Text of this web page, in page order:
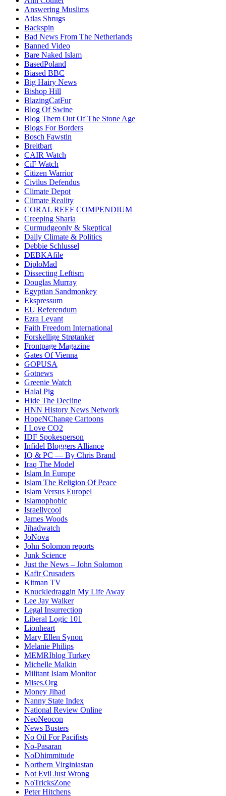
Answering Muslims
Atlas Shrugs
Backspin
Bad News From The Netherlands
Banned Video
Bare Naked Islam
BasedPoland
Biased BBC
Big Hairy News
Bishop Hill
BlazingCatFur
Blog Of Swine
Blog Them Out Of The Stone Age
Blogs For Borders
Bosch Fawstin
Breitbart
CAIR Watch
CiF Watch
Citizen Warrior
Civilus Defendus
Climate Depot
Climate Reality
CORAL REEF COMPENDIUM
Creeping Sharia
Curmudgeonly & Skeptical
Daily Climate & Politics
Debbie Schlussel
DEBKAfile
DiploMad
Dissecting Leftism
Douglas Murray
Egyptian Sandmonkey
Ekspressum
EU Referendum
Ezra Levant
Faith Freedom International
Forskellige Strøtanker
Frontpage Magazine
Gates Of Vienna
GOPUSA
Gotnews
Greenie Watch
Halal Pig
Hide The Decline
HNN History News Network
HopeNChange Cartoons
I Love CO2
IDF Spokesperson
Infidel Bloggers Alliance
IQ & PC — By Chris Brand
Iraq The Model
Islam In Europe
Islam The Religion Of Peace
Islam Versus Europel
Islamophobic
Israellycool
James Woods
Jihadwatch
JoNova
John Solomon reports
Junk Science
Just the News – John Solomon
Kafir Crusaders
Kitman TV
Knuckledraggin My Life Away
Lee Jay Walker
Legal Insurrection
Liberal Logic 101
Lionheart
Mary Ellen Synon
Melanie Philips
MEMRIblog Turkey
Michelle Malkin
Militant Islam Monitor
Mises.Org
Money Jihad
Nanny State Index
National Review Online
NeoNeocon
News Busters
No Oil For Pacifists
No-Pasaran
NoDhimmitude
Northern Virginiastan
Not Evil Just Wrong
NoTricksZone
Peter Hitchens